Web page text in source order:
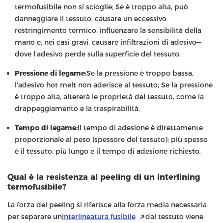
termofusibile non si scioglie; Se è troppo alta, può
danneggiare il tessuto, causare un eccessivo
restringimento termico, influenzare la sensibilità della
mano e, nei casi gravi, causare infiltrazioni di adesivo—
dove l'adesivo perde sulla superficie del tessuto.
Pressione di legame:Se la pressione è troppo bassa,
l'adesivo hot melt non aderisce al tessuto; Se la pressione
è troppo alta, altererà le proprietà del tessuto, come la
drappeggiamento e la traspirabilità.
Tempo di legame:Il tempo di adesione è direttamente
proporzionale al peso (spessore del tessuto); più spesso
è il tessuto, più lungo è il tempo di adesione richiesto.
Qual è la resistenza al peeling di un interlining
termofusibile?
La forza del peeling si riferisce alla forza media necessaria
per separare unInterlineatura fusibile
dal tessuto viene